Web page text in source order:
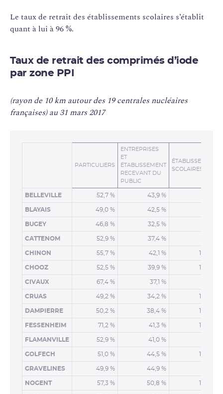
Le taux de retrait des établissements scolaires s’établit
quant à lui à 96 %.
Taux de retrait des comprimés d’iode
par zone PPI
(rayon de 10 km autour des 19 centrales nucléaires
françaises) au 31 mars 2017
PARTICULIERS
ENTREPRISES
ET
ÉTABLISSEMENT
RECEVANT DU
PUBLIC
ÉTABLISSEMENTS
SCOLAIRES
BELLEVILLE 52,7 % 43,9 %
BLAYAIS 49,0 % 42,5 %
BUGEY 46,8 % 32,5 %
CATTENOM 52,9 % 37,4 %
CHINON 55,7 % 42,1 %
CHOOZ 52,5 % 39,9 %
CIVAUX 67,4 % 37,1 %
CRUAS 49,2 % 34,2 %
DAMPIERRE 50,2 % 38,4 %
FESSENHEIM 71,2 % 41,3 %
FLAMANVILLE 52,9 % 41,0 %
GOLFECH 51,0 % 44,5 %
GRAVELINES 49,9 % 44,9 %
NOGENT 57,3 % 50,8 %